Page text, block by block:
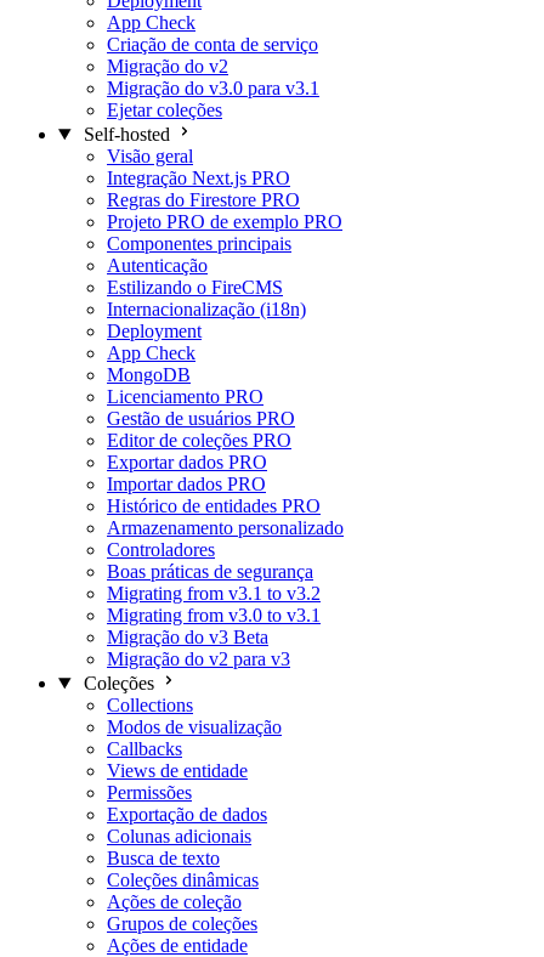
App Check
Criação de conta de serviço
Migração do v2
Migração do v3.0 para v3.1
Ejetar coleções
Self-hosted
Visão geral
Integração Next.js PRO
Regras do Firestore PRO
Projeto PRO de exemplo PRO
Componentes principais
Autenticação
Estilizando o FireCMS
Internacionalização (i18n)
Deployment
App Check
MongoDB
Licenciamento PRO
Gestão de usuários PRO
Editor de coleções PRO
Exportar dados PRO
Importar dados PRO
Histórico de entidades PRO
Armazenamento personalizado
Controladores
Boas práticas de segurança
Migrating from v3.1 to v3.2
Migrating from v3.0 to v3.1
Migração do v3 Beta
Migração do v2 para v3
Coleções
Collections
Modos de visualização
Callbacks
Views de entidade
Permissões
Exportação de dados
Colunas adicionais
Busca de texto
Coleções dinâmicas
Ações de coleção
Grupos de coleções
Ações de entidade